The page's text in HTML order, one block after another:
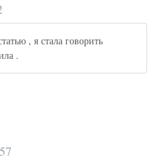
, я стала говорить
.